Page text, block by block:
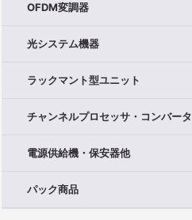
OFDM変調器
光システム機器
ラックマント型ユニット
チャンネルプロセッサ・コンバータ
電源供給機・保安器他
パック商品